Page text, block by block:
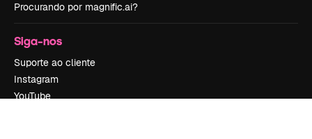
Procurando por magnific.ai?
Siga-nos
Suporte ao cliente
Instagram
YouTube